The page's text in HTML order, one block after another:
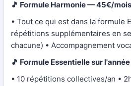
🎵 Formule Harmonie — 45€/
• Tout ce qui est dans la formule
répétitions supplémentaires en
chacune) • Accompagnement
🎵 Formule Essentielle sur l'année
• 10 répétitions collectives/an •